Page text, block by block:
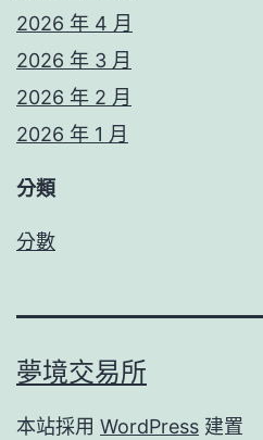
2026 年 4 月
2026 年 3 月
2026 年 2 月
2026 年 1 月
分類
分數
夢境交易所
本站採用 WordPress 建置